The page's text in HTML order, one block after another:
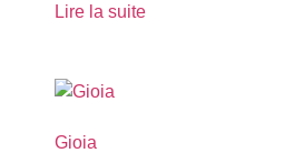
Lire la suite
Gioia